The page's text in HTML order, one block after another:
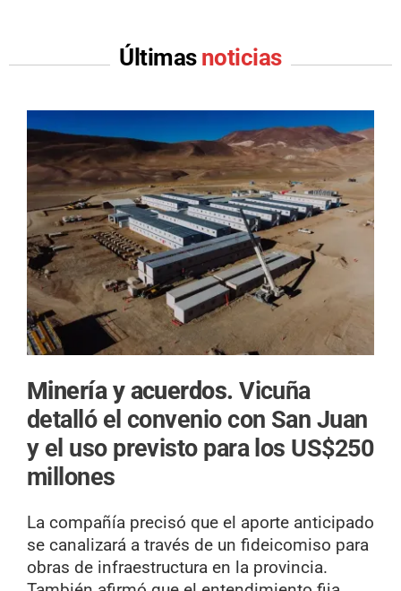
Últimas noticias
Minería y acuerdos.Vicuña
detalló el convenio con San Juan
y el uso previsto para los US$250
millones
La compañía precisó que el aporte anticipado
se canalizará a través de un fideicomiso para
obras de infraestructura en la provincia.